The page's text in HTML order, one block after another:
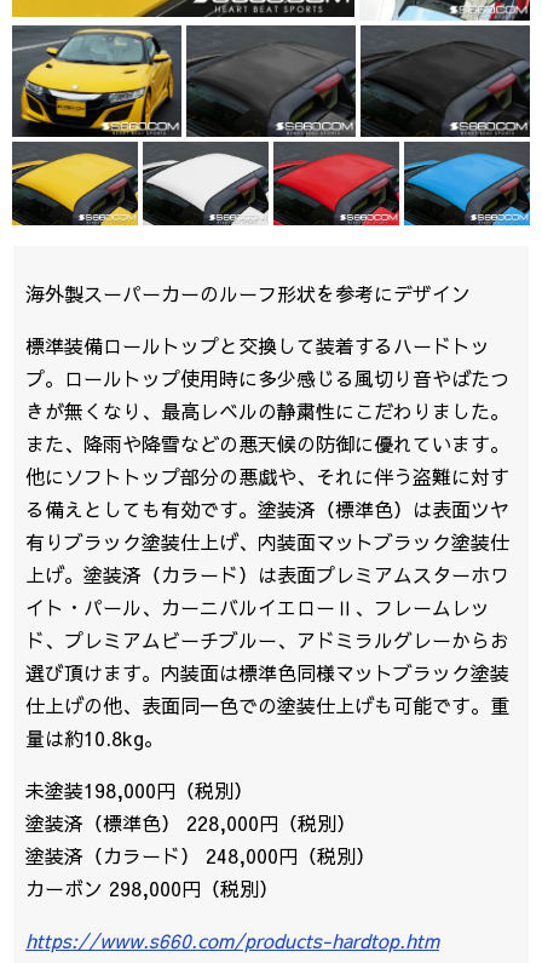
海外製スーパーカーのルーフ形状を参考にデザイン
標準装備ロールトップと交換して装着するハードトッ
プ。ロールトップ使用時に多少感じる風切り音やばたつ
きが無くなり、最高レベルの静粛性にこだわりました。
また、降雨や降雪などの悪天候の防御に優れています。
他にソフトトップ部分の悪戯や、それに伴う盗難に対す
る備えとしても有効です。塗装済（標準色）は表面ツヤ
有りブラック塗装仕上げ、内装面マットブラック塗装仕
上げ。塗装済（カラード）は表面プレミアムスターホワ
イト・パール、カーニバルイエローⅡ、フレームレッ
ド、プレミアムビーチブルー、アドミラルグレーからお
選び頂けます。内装面は標準色同様マットブラック塗装
仕上げの他、表面同一色での塗装仕上げも可能です。重
量は約10.8kg。
未塗装198,000円（税別）
塗装済（標準色） 228,000円（税別）
塗装済（カラード） 248,000円（税別）
カーボン 298,000円（税別）
https://www.s660.com/products-hardtop.htm